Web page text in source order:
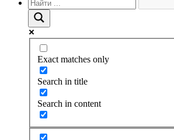
Exact matches only
Search in title
Search in content